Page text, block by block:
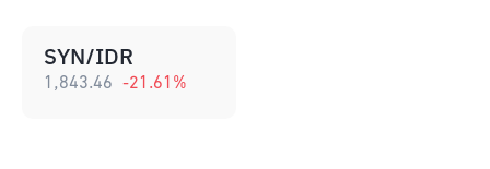
SYN/IDR
1,843.46 -21.61 %